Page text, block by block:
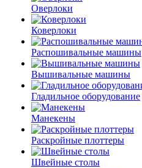
Оверлоки
Коверлоки
Распошивальные машины
Вышивальные машины
Гладильное оборудование
Манекены
Раскройные плоттеры
Швейные столы